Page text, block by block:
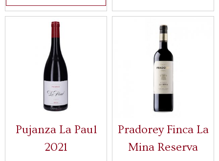
Pujanza La Paul
2021
Pradorey Finca La
Mina Reserva